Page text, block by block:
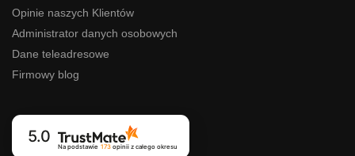
Opinie naszych Klientów
Administrator danych osobowych
Dane teleadresowe
Firmowy blog
5.0
Na podstawie 173opinii z całego okresu